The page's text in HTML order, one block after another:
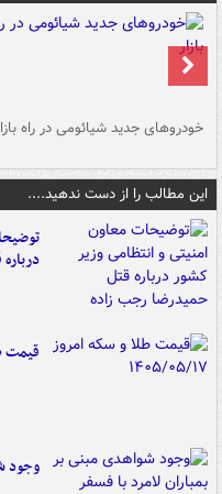
خودروهای جدید شیائومی در راه
این مطالب را از دست ندهید....
قیمت
وجود